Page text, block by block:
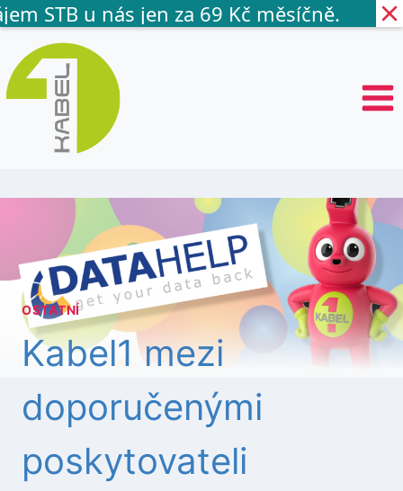
STB u nás jen za 69 Kč měsíčně.
P
e
s
t
OSTATNÍ
Kabel1 mezi
doporučenými
poskytovateli